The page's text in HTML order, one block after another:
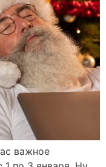
важное